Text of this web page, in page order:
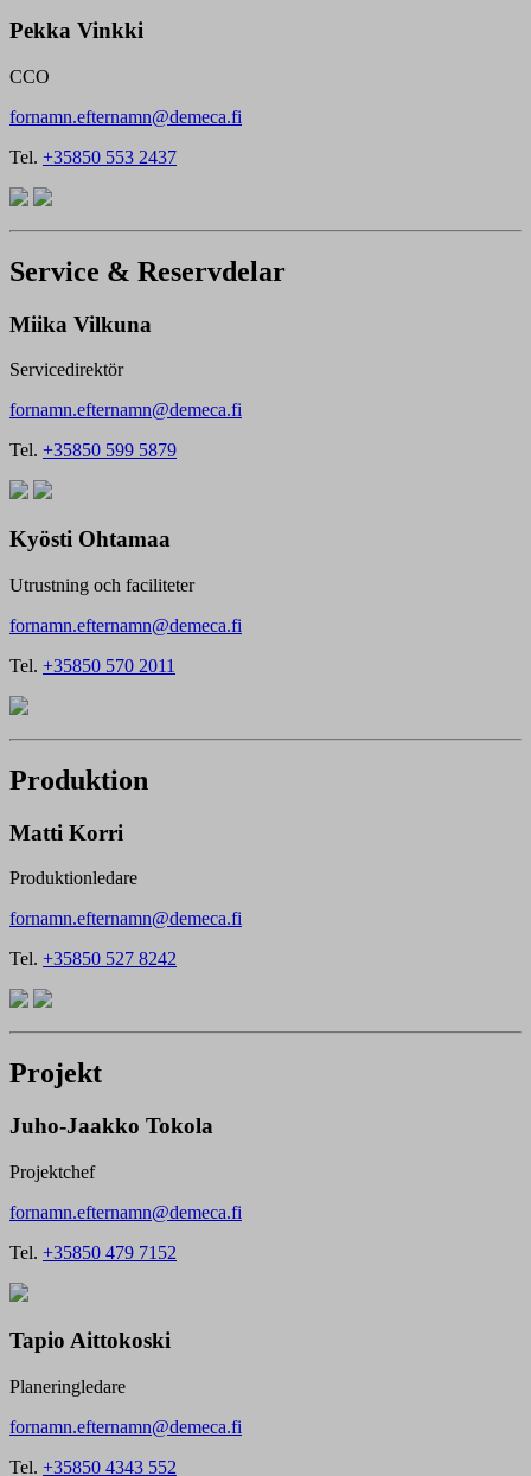
Pekka Vinkki
CCO
fornamn.efternamn@demeca.fi
Tel. +35850 553 2437
Service & Reservdelar
Miika Vilkuna
Servicedirektör
fornamn.efternamn@demeca.fi
Tel. +35850 599 5879
Kyösti Ohtamaa
Utrustning och faciliteter
fornamn.efternamn@demeca.fi
Tel. +35850 570 2011
Produktion
Matti Korri
Produktionledare
fornamn.efternamn@demeca.fi
Tel. +35850 527 8242
Projekt
Juho-Jaakko Tokola
Projektchef
fornamn.efternamn@demeca.fi
Tel. +35850 479 7152
Tapio Aittokoski
Planeringledare
fornamn.efternamn@demeca.fi
Tel. +35850 4343 552